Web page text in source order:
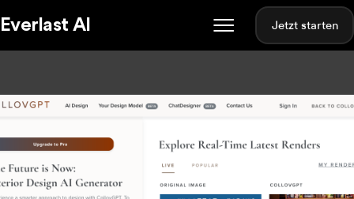
Everlast AI Jetzt starten